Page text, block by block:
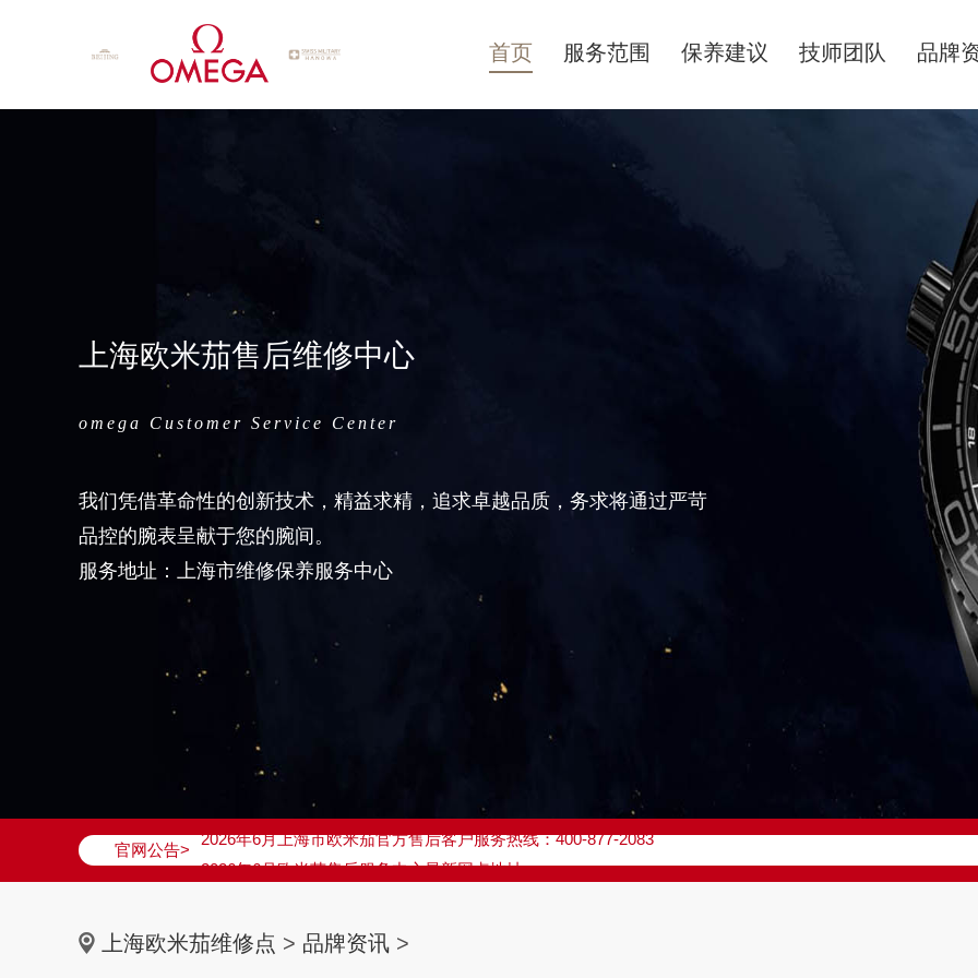
首页 服务范围 保养建议 技师团队 品牌
上海欧米茄售后维修中心
omega Customer Service Center
我们凭借革命性的创新技术，精益求精，追求卓越品质，务求将通过严苛
品控的腕表呈献于您的腕间。
服务地址：上海市维修保养服务中心
官网公告>
2026年6月欧米茄上海市售后服务网络优化升级公告
2026年6月上海市欧米茄官方售后客户服务热线：400-877-2083
2026年6月欧米茄售后服务中心最新网点地址：
上海市黄浦区南京东路299号宏伊国际广场写字楼8层806室（需提前预约）
上海欧米茄维修点 > 品牌资讯 >